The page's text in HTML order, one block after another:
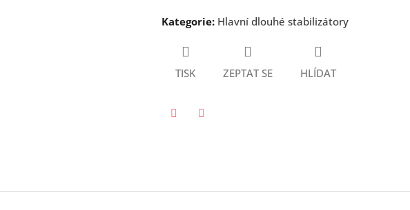
Kategorie: Hlavní dlouhé stabilizátory
TISK ZEPTAT SE HLÍDAT